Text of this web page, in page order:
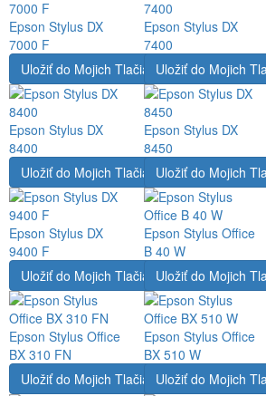
Epson Stylus DX
7000 F
Epson Stylus DX
7400
Uložiť do Mojich Tlačiarní
Epson Stylus DX
8400
Uložiť do Mojich
Epson Stylus DX
8450
Uložiť do Mojich Tlačiarní
Epson Stylus DX
9400 F
Uložiť do Mojich
Epson Stylus Office
B 40 W
Uložiť do Mojich Tlačiarní
Epson Stylus Office
BX 310 FN
Uložiť do Mojich
Epson Stylus Office
BX 510 W
Uložiť do Mojich TlačiarníUložiť do Mojich